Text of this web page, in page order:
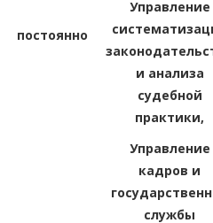
постоянно
Управление
и анализа
судебной
практики,
Управление
кадров и
службы